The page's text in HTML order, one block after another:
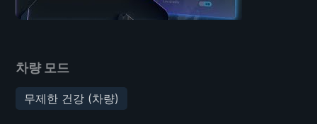
차량 모드
무제한 건강 (차량)